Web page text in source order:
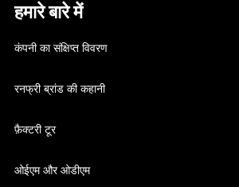
हमारे बारे में
कंपनी का संक्षिप्त विवरण
रनफ्री ब्रांड की कहानी
फ़ैक्टरी टूर
ओईएम और ओडीएम